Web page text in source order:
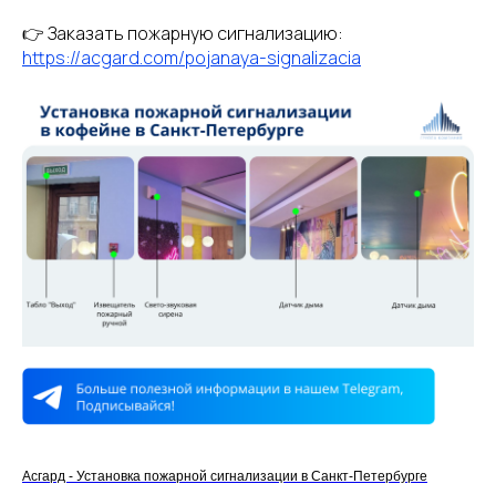
👉 Заказать пожарную сигнализацию:
https://acgard.com/pojanaya-signalizacia
Асгард - Установка пожарной сигнализации в Санкт-Петербурге